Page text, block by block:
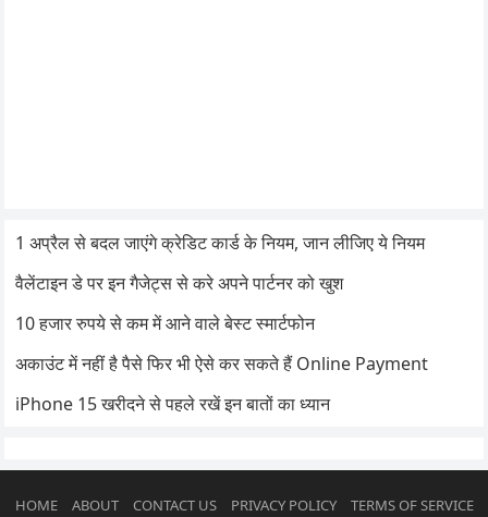
1 अप्रैल से बदल जाएंगे क्रेडिट कार्ड के नियम, जान लीजिए ये नियम
वैलेंटाइन डे पर इन गैजेट्स से करे अपने पार्टनर को खुश
10 हजार रुपये से कम में आने वाले बेस्ट स्मार्टफोन
अकाउंट में नहीं है पैसे फिर भी ऐसे कर सकते हैं Online Payment
iPhone 15 खरीदने से पहले रखें इन बातों का ध्यान
HOME ABOUT CONTACT US PRIVACY POLICY TERMS OF SERVICE